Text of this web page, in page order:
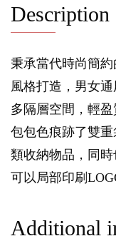
Description
秉承當代時尚簡
風格打造，男女通
多隔層空間，輕盈
包包色痕跡了雙
類收納物品，同時
可以局部印刷
Additional